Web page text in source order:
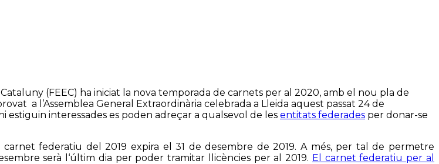
(FEEC) ha iniciat la nova temporada de carnets per al 2020, amb el nou pla de
a l’Assemblea General Extraordinària celebrada a Lleida aquest passat 24 de
estiguin interessades es poden adreçar a qualsevol de les entitats federades per donar-se
federatiu del 2019 expira el 31 de desembre de 2019. A més, per tal de permetre
serà l‘últim dia per poder tramitar llicències per al 2019. El carnet federatiu per al